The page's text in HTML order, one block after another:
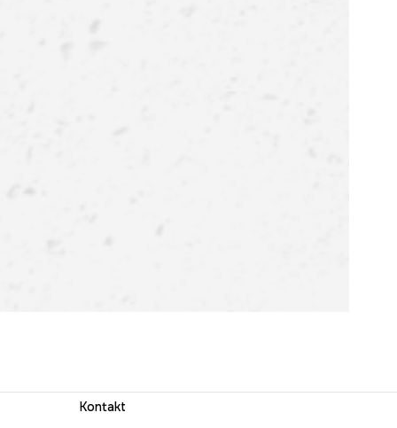
Kontakt